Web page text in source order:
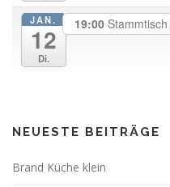
JAN.
12
Di.
19:00 Stammtisch
NEUESTE BEITRÄGE
Brand Küche klein